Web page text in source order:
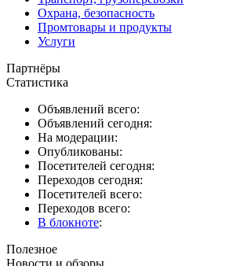
Охрана, безопасность
Промтовары и продукты
Услуги
Партнёры
Статистика
Объявлений всего:
Объявлений сегодня:
На модерации:
Опубликованы:
Посетителей сегодня:
Переходов сегодня:
Посетителей всего:
Переходов всего:
В блокноте:
Полезное
Новости и обзоры